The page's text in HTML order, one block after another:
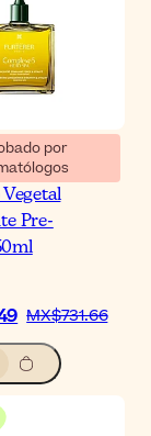
por
Complexe
Pre-
MX$731.66